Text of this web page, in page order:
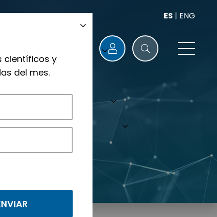
ES | ENG
científicos y
del mes.